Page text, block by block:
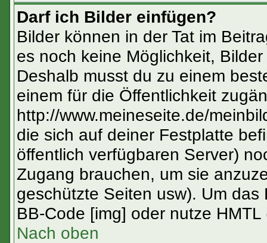
Darf ich Bilder einfügen?
Bilder können in der Tat im
es noch keine Möglichkeit,
Deshalb musst du zu einem
einem für die Öffentlichkeit
http://www.meineseite.de/
die sich auf deiner Festplatte
öffentlich verfügbaren Server)
Zugang brauchen, um sie
geschützte Seiten usw). Um
BB-Code [img] oder nutze
Nach oben